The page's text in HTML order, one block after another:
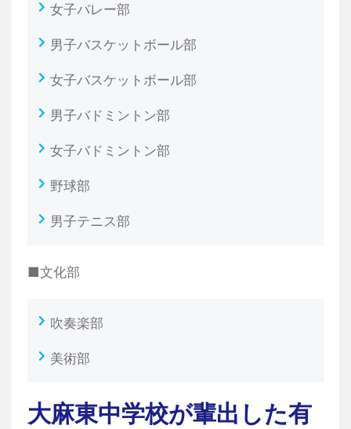
女子バレー部
男子バスケットボール部
女子バスケットボール部
男子バドミントン部
女子バドミントン部
野球部
男子テニス部
■文化部
吹奏楽部
美術部
大麻東中学校が輩出した有